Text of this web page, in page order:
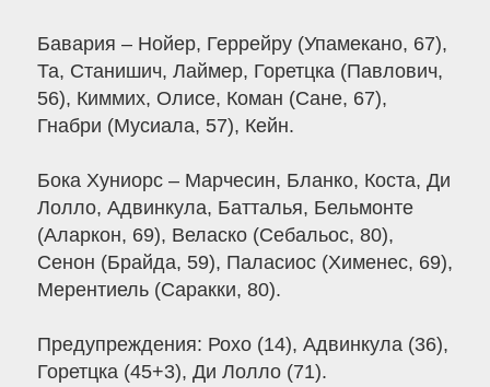
Бавария – Нойер, Геррейру (Упамекано, 67),
Та, Станишич, Лаймер, Горетцка (Павлович,
56), Киммих, Олисе, Коман (Сане, 67),
Гнабри (Мусиала, 57), Кейн.
Бока Хуниорс – Марчесин, Бланко, Коста, Ди
Лолло, Адвинкула, Батталья, Бельмонте
(Аларкон, 69), Веласко (Себальос, 80),
Сенон (Брайда, 59), Паласиос (Хименес, 69),
Мерентиель (Саракки, 80).
Предупреждения: Рохо (14), Адвинкула (36),
Горетцка (45+3), Ди Лолло (71).